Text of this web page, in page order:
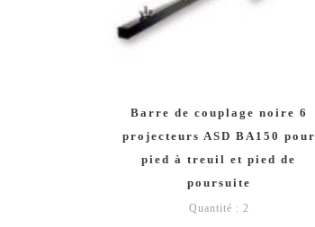
Barre de couplage noire 6
projecteurs ASD BA150 pour
pied à treuil et pied de
poursuite
Quantité : 2